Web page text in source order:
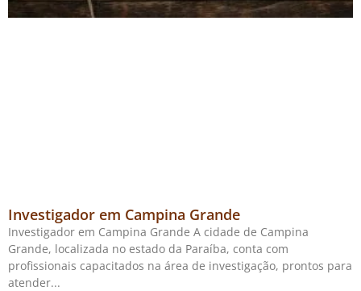
Investigador em Campina Grande
Investigador em Campina Grande A cidade de Campina
Grande, localizada no estado da Paraíba, conta com
profissionais capacitados na área de investigação, prontos para
atender